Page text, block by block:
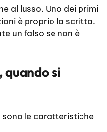
al lusso. Uno dei primi
è proprio la scritta.
un falso se non è
quando si
le caratteristiche